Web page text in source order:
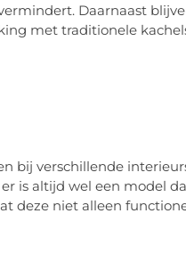
Daarnaast
met traditionele
bij verschillende
is altijd wel een model
deze niet alleen